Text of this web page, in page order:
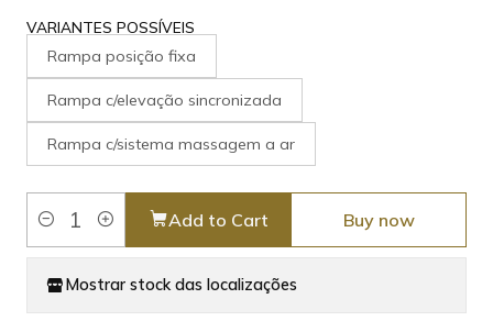
VARIANTES POSSÍVEIS
Rampa posição fixa
Rampa c/elevação sincronizada
Rampa c/sistema massagem a ar
Quantity
Add to Cart Buy now
Mostrar stock das localizações